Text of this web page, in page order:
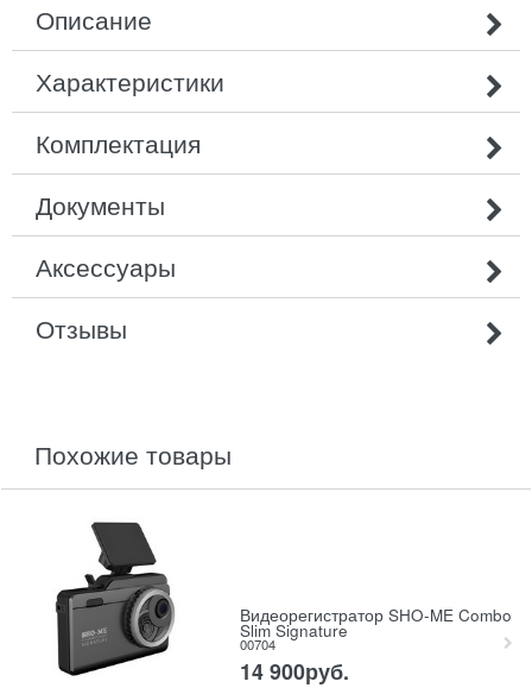
Описание
Характеристики
Комплектация
Документы
Аксессуары
Отзывы
похожие товары
Видеорегистратор SHO-ME Combo
Slim Signature
00704
14 900руб.